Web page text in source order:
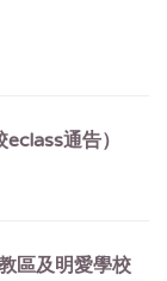
通告）
區及明愛學校